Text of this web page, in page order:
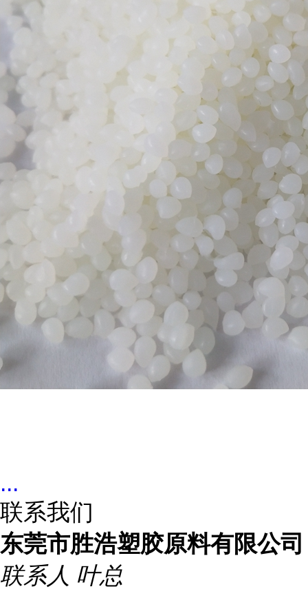
...
联系我们
东莞市胜浩塑胶原料有限公司
联系人 叶总